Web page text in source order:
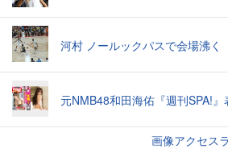
河村 ノールックパスで会場沸く
画像アクセス